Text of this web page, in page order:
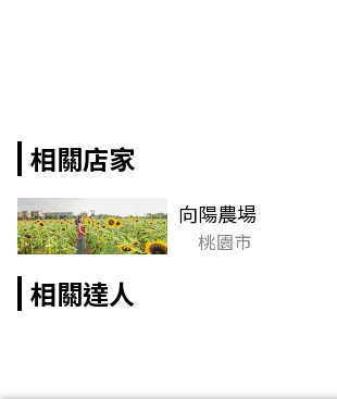
相關店家
向陽農場
桃園市
相關達人